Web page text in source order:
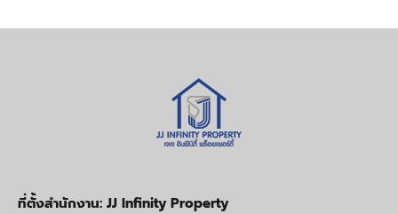
ที่ตั้งสำนักงาน: JJ Infinity Property